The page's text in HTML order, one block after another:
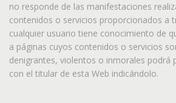
no responde de las manifestaciones
contenidos o servicios proporcionados a
cualquier usuario tiene conocimiento de
a páginas cuyos contenidos o servicios
denigrantes, violentos o inmorales podrá
con el titular de esta Web indicándolo.